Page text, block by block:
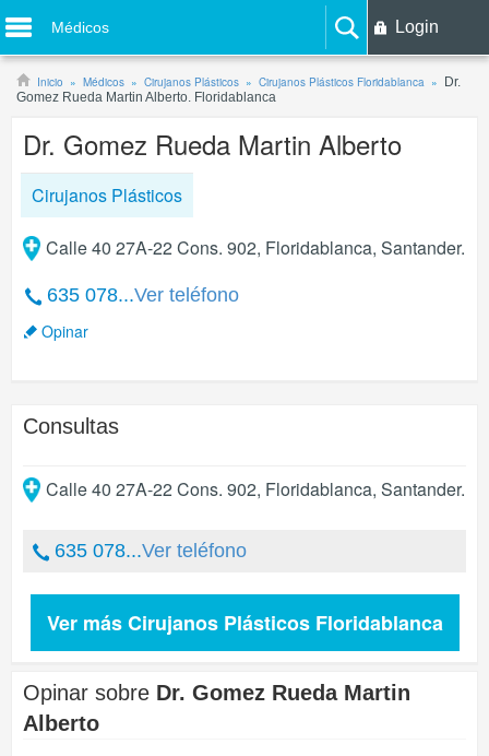
Médicos Login
Inicio Médicos Cirujanos Plásticos Cirujanos Plásticos Floridablanca
Dr.
Gomez Rueda Martin Alberto. Floridablanca
Dr. Gomez Rueda Martin Alberto
Cirujanos Plásticos
Calle 40 27A-22 Cons. 902, Floridablanca, Santander.
635 078...Ver teléfono
Opinar
Consultas
Calle 40 27A-22 Cons. 902, Floridablanca, Santander.
635 078...Ver teléfono
Ver más Cirujanos Plásticos Floridablanca
Opinar sobre Dr. Gomez Rueda Martin
Alberto